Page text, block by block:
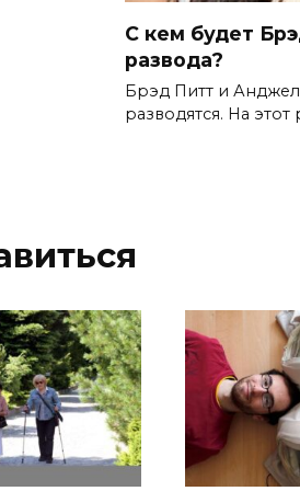
С кем будет
развода?
Брэд Питт и
разводятся. На этот